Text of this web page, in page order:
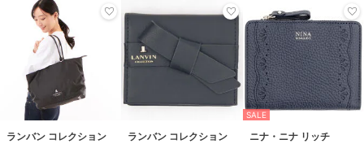
ランバン コレクション ランバン コレクション
SALE
ニナ・ニナ リッチ